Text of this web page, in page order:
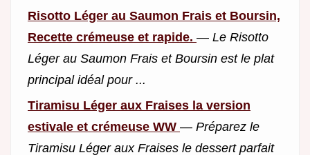
Risotto Léger au Saumon Frais et Boursin,
Recette crémeuse et rapide. — Le Risotto
Léger au Saumon Frais et Boursin est le plat
principal idéal pour ...
Tiramisu Léger aux Fraises la version
estivale et crémeuse WW — Préparez le
Tiramisu Léger aux Fraises le dessert parfait